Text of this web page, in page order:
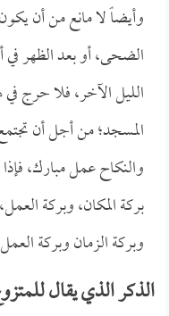
وأيضاً لا مانع من أن
الضحى، أو بعد الظهر
الليل الآخر، فلا حرج
المسجد؛ من أجل أن
والنكاح عمل مبارك،
بركة المكان، وبركة
وبركة الزمان وبركة
الذكر الذي يقال